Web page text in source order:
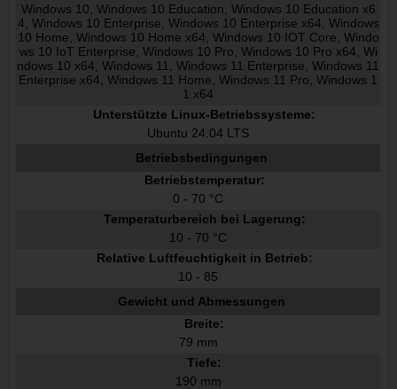
Windows 10, Windows 10 Education, Windows 10 Education x6
4, Windows 10 Enterprise, Windows 10 Enterprise x64, Windows
10 Home, Windows 10 Home x64, Windows 10 IOT Core, Windo
ws 10 IoT Enterprise, Windows 10 Pro, Windows 10 Pro x64, Wi
ndows 10 x64, Windows 11, Windows 11 Enterprise, Windows 11
Enterprise x64, Windows 11 Home, Windows 11 Pro, Windows 1
1 x64
Unterstützte Linux-Betriebssysteme:
Ubuntu 24.04 LTS
Betriebsbedingungen
Betriebstemperatur:
0 - 70 °C
Temperaturbereich bei Lagerung:
10 - 70 °C
Relative Luftfeuchtigkeit in Betrieb:
10 - 85
Gewicht und Abmessungen
Breite:
79 mm
Tiefe:
190 mm